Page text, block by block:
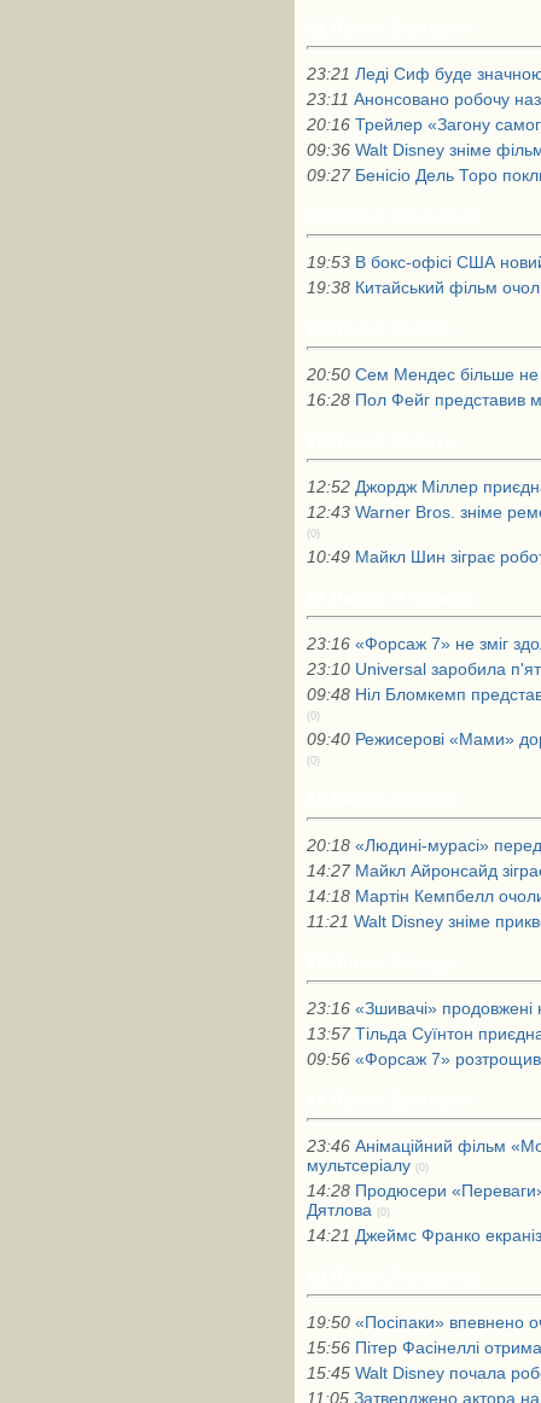
23:21 Леді Сиф буде
23:11 Анонсовано робочу
20:16 Трейлер «Загону
09:36 Walt Disney зніме
09:27 Бенісіо Дель Торо
19:53 В бокс-офісі США
19:38 Китайський фільм
20:50 Сем Мендес більше не
16:28 Пол Фейг представив
12:52 Джордж Міллер
12:43 Warner Bros. зніме
(0)
10:49 Майкл Шин зіграє
23:16 «Форсаж 7» не зміг
23:10 Universal заробила
09:48 Ніл Бломкемп
(0)
09:40 Режисерові «Мами»
(0)
20:18 «Людині-мурасі»
14:27 Майкл Айронсайд
14:18 Мартін Кемпбелл
11:21 Walt Disney зніме
23:16 «Зшивачі» продовжені
13:57 Тільда ​​Суїнтон
09:56 «Форсаж 7»
23:46 Анімаційний фільм
мультсеріалу (0)
14:28 Продюсери
Дятлова (0)
14:21 Джеймс Франко
19:50 «Посіпаки» впевнено
15:56 Пітер Фасінеллі
15:45 Walt Disney почала
11:05 Затверджено актора